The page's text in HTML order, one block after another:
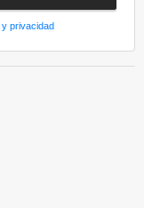
privacidad